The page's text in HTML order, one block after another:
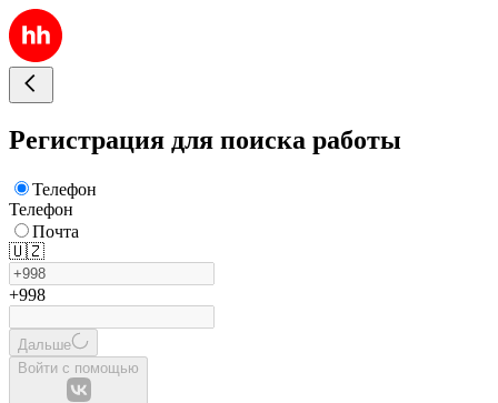
Регистрация для поиска работы
Телефон
Телефон
Почта
🇺🇿
+998
Дальше
Войти с помощью